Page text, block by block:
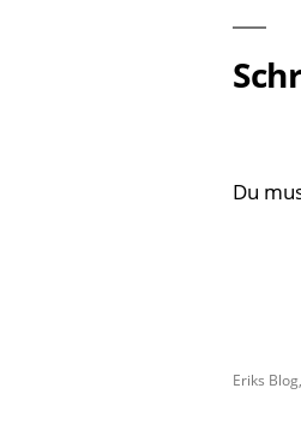
Du
Eriks Blog